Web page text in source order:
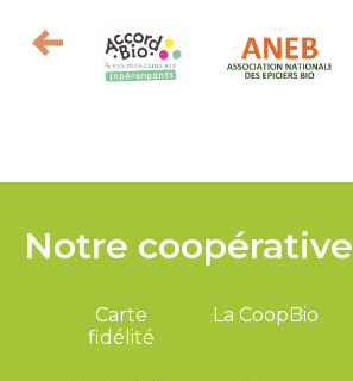
Notre coopérative
Carte
fidélité
La CoopBio